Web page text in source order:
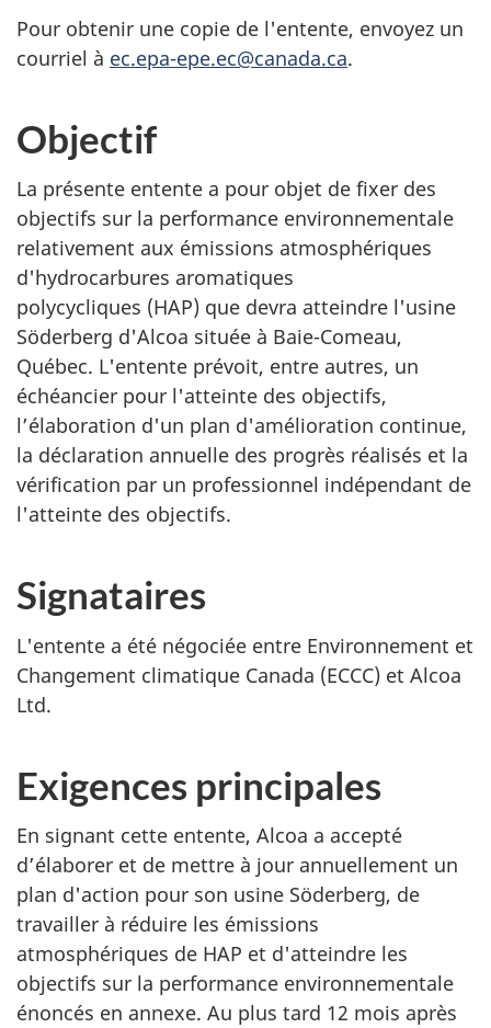
Pour obtenir une copie de l'entente, envoyez un
courriel à ec.epa-epe.ec@canada.ca.
Objectif
La présente entente a pour objet de fixer des
objectifs sur la performance environnementale
relativement aux émissions atmosphériques
d'hydrocarbures aromatiques
polycycliques (HAP) que devra atteindre l'usine
Söderberg d'Alcoa située à Baie-Comeau,
Québec. L'entente prévoit, entre autres, un
échéancier pour l'atteinte des objectifs,
l’élaboration d'un plan d'amélioration continue,
la déclaration annuelle des progrès réalisés et la
vérification par un professionnel indépendant de
l'atteinte des objectifs.
Signataires
L'entente a été négociée entre Environnement et
Changement climatique Canada (ECCC) et Alcoa
Ltd.
Exigences principales
En signant cette entente, Alcoa a accepté
d’élaborer et de mettre à jour annuellement un
plan d'action pour son usine Söderberg, de
travailler à réduire les émissions
atmosphériques de HAP et d'atteindre les
objectifs sur la performance environnementale
énoncés en annexe. Au plus tard 12 mois après